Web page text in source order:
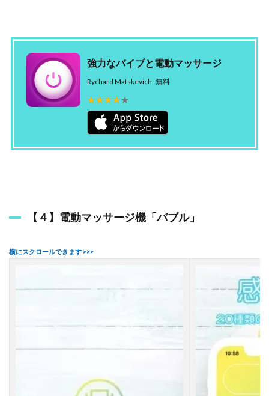
強力なバイブと電動マッサージ
Rychard Matskevich 無料
★★★★★
★★★★★
【４】電動マッサージ機「バブル」